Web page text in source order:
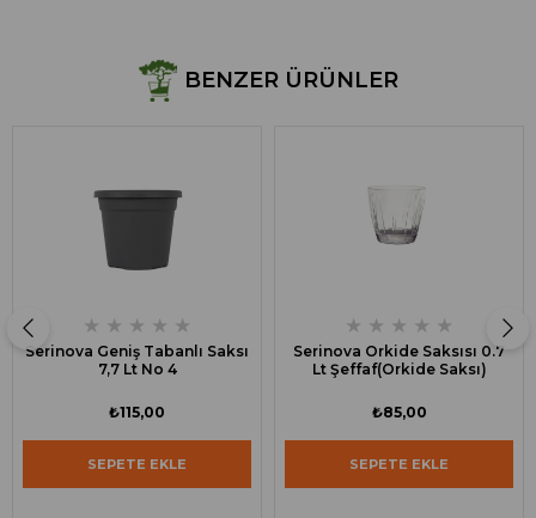
BENZER ÜRÜNLER
★ ★ ★ ★ ★
Serinova Geniş Tabanlı Saksı
7,7 Lt No 4
₺115,00
SEPETE EKLE
★ ★ ★ ★ ★
Serinova Orkide Saksısı 0.7
Lt Şeffaf(Orkide Saksı)
₺85,00
SEPETE EKLE